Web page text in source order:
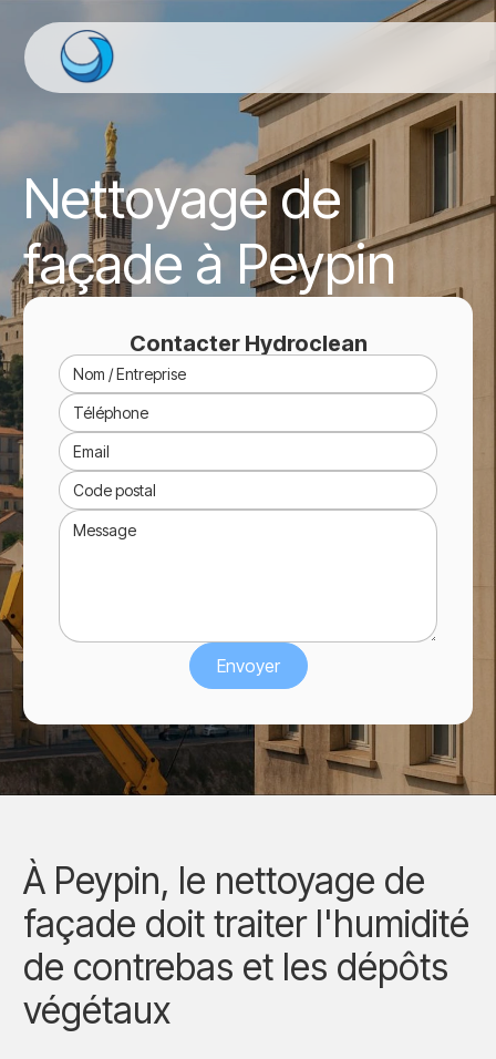
Nettoyage de
façade à Peypin
Contacter Hydroclean
À Peypin, le nettoyage de
façade doit traiter l'humidité
de contrebas et les dépôts
végétaux